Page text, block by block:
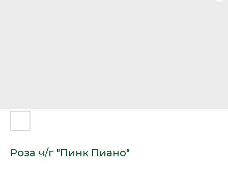
Роза ч/г "Пинк Пиано"